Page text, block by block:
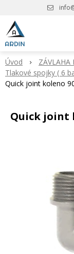
Úvod ZÁVLAHA
Tlakové spojky ( 6
Quick joint koleno
Quick joint